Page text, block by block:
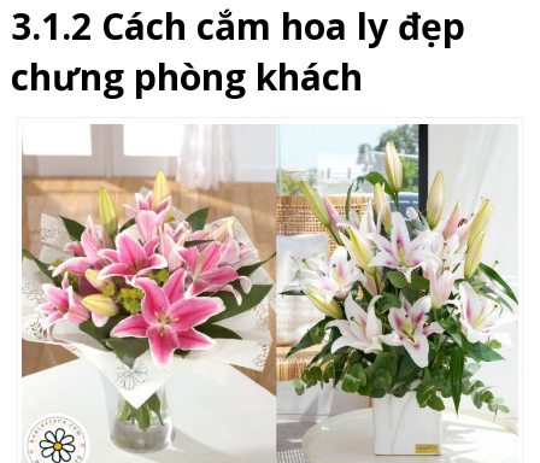
3.1.2 Cách cắm hoa ly đẹp
chưng phòng khách